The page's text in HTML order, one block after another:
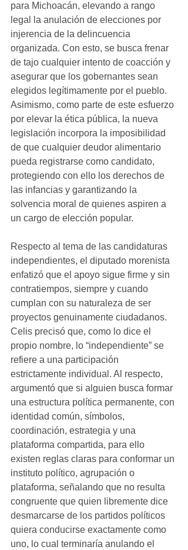
para Michoacán, elevando a rango
legal la anulación de elecciones por
injerencia de la delincuencia
organizada. Con esto, se busca frenar
de tajo cualquier intento de coacción y
asegurar que los gobernantes sean
elegidos legítimamente por el pueblo.
Asimismo, como parte de este esfuerzo
por elevar la ética pública, la nueva
legislación incorpora la imposibilidad
de que cualquier deudor alimentario
pueda registrarse como candidato,
protegiendo con ello los derechos de
las infancias y garantizando la
solvencia moral de quienes aspiren a
un cargo de elección popular.
Respecto al tema de las candidaturas
independientes, el diputado morenista
enfatizó que el apoyo sigue firme y sin
contratiempos, siempre y cuando
cumplan con su naturaleza de ser
proyectos genuinamente ciudadanos.
Celis precisó que, como lo dice el
propio nombre, lo “independiente” se
refiere a una participación
estrictamente individual. Al respecto,
argumentó que si alguien busca formar
una estructura política permanente, con
identidad común, símbolos,
coordinación, estrategia y una
plataforma compartida, para ello
existen reglas claras para conformar un
instituto político, agrupación o
plataforma, señalando que no resulta
congruente que quien libremente dice
desmarcarse de los partidos políticos
quiera conducirse exactamente como
uno, lo cual terminaría anulando el